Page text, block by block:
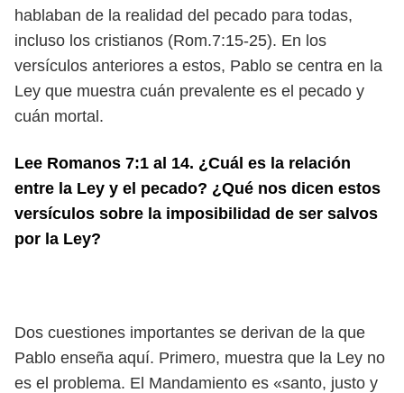
hablaban de la realidad del pecado para todas,
incluso los cristianos (Rom.7:15-25). En los
versículos anteriores a estos, Pablo se centra en la
Ley que muestra cuán prevalente es el pecado y
cuán mortal.
Lee Romanos 7:1 al 14. ¿Cuál es la relación
entre la Ley y el pecado? ¿Qué nos dicen estos
versículos sobre la imposibilidad de ser salvos
por la Ley?
Dos cuestiones importantes se derivan de la que
Pablo enseña aquí. Primero, muestra que la Ley no
es el problema. El Mandamiento es «santo, justo y